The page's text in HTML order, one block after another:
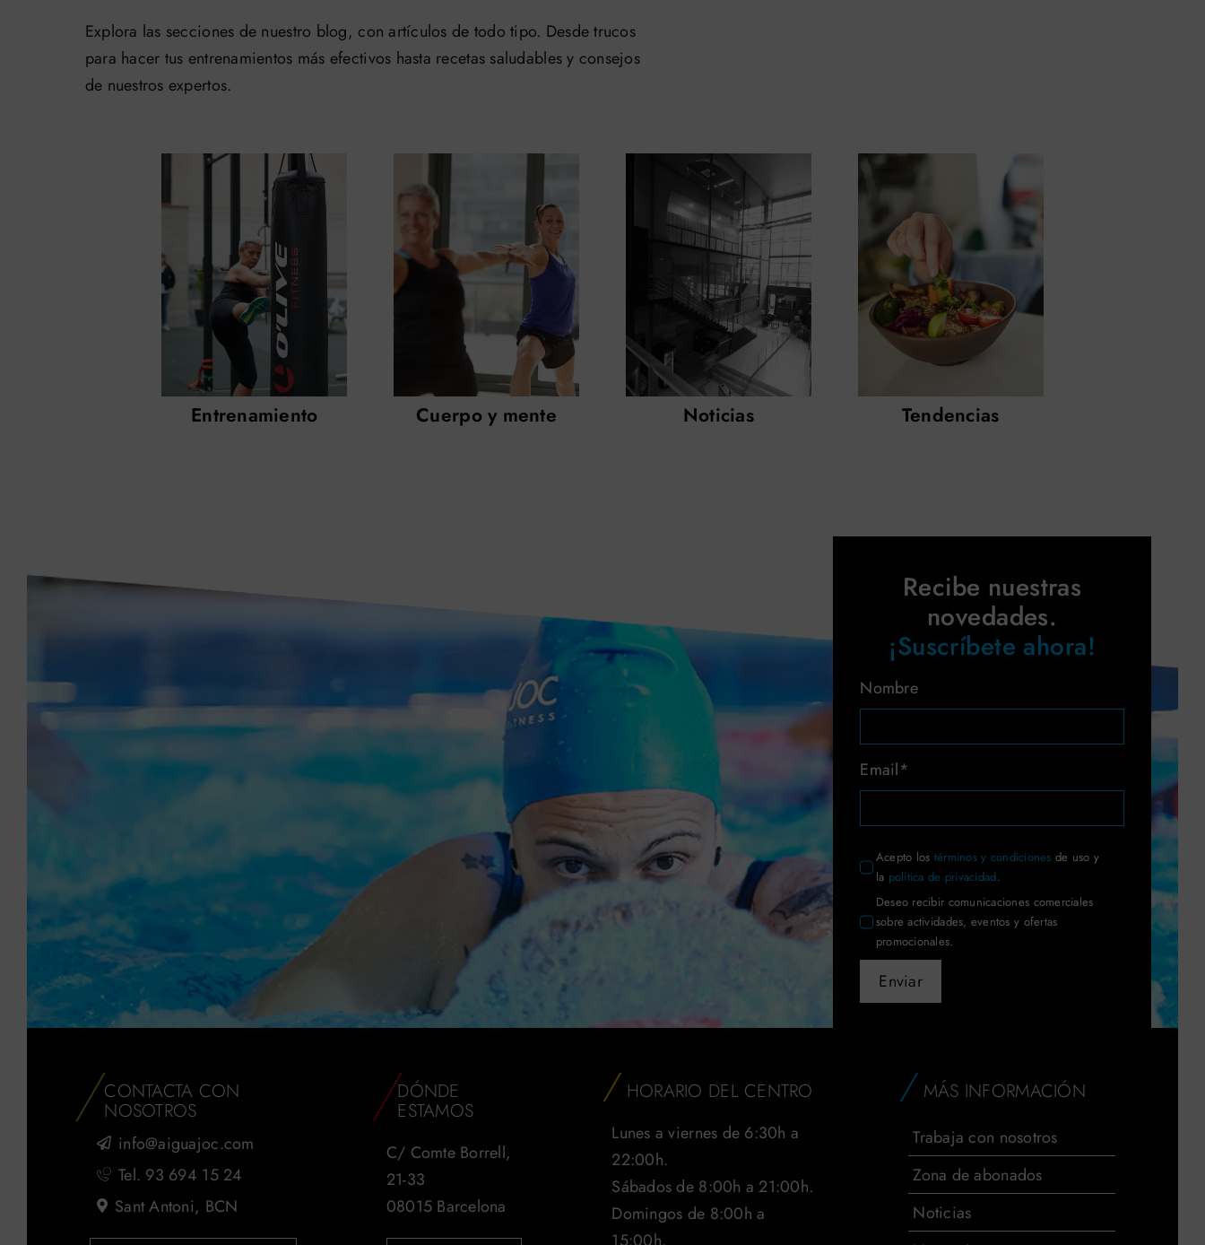
Explora las secciones de nuestro blog, con artículos de todo tipo. Desde trucos
para hacer tus entrenamientos más efectivos hasta recetas saludables y consejos
de nuestros expertos.
Entrenamiento Cuerpo y mente Noticias Tendencias
Recibe nuestras
novedades.
¡Suscríbete ahora!
Nombre
Email*
Acepto los términos y condiciones de uso y
la política de privacidad.
Deseo recibir comunicaciones comerciales
sobre actividades, eventos y ofertas
promocionales.
Enviar
CONTACTA CON
NOSOTROS
info@aiguajoc.com
Tel. 93 694 15 24
Sant Antoni, BCN
DÓNDE
ESTAMOS
C/ Comte Borrell,
21-33
08015 Barcelona
HORARIO DEL CENTRO
Lunes a viernes de 6:30h a
22:00h.
Sábados de 8:00h a 21:00h.
Domingos de 8:00h a
MÁS INFORMACIÓN
Trabaja con nosotros
Zona de abonados
Noticias
AIGUAJOC
Asistente virtual · en línea ×